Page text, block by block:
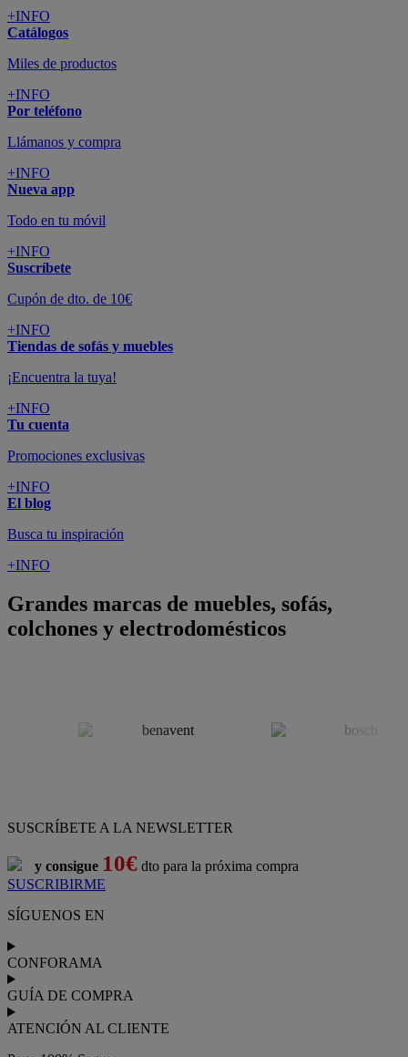
Suscríbete
Cupón de dto. de 10€
+INFO
Tiendas de sofás y muebles
¡Encuentra la tuya!
+INFO
Tu cuenta
Promociones exclusivas
+INFO
El blog
Busca tu inspiración
+INFO
Grandes marcas de muebles, sofás,
colchones y electrodomésticos
SUSCRÍBETE A LA NEWSLETTER
y consigue10€dto para la próxima compra
SUSCRIBIRME
GUÍA DE COMPRA
¡Nueva app!
Conforama, tu tienda de muebles,
decoración y electrodomésticos
Conforama
sillón,sillón relax,colchones
dormitorio de juvenil
cocinas a medida,decoración